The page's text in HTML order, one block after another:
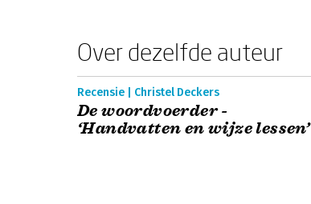
Over dezelfde auteur
Recensie | Christel Deckers
De woordvoerder -
‘Handvatten en wijze lessen’